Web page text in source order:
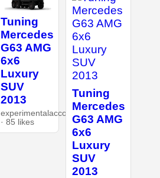
Tuning
Mercedes
G63 AMG
6x6
Luxury
SUV
2013
experimentalaccount
· 85 likes
Tuning
Mercedes
G63 AMG
6x6
Luxury
SUV
2013